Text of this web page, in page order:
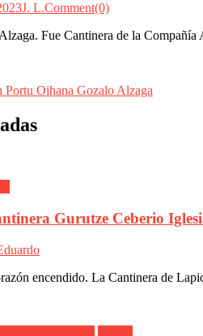
J. L.Comment(0)
Fue Cantinera de la
Portu Oihana Gozalo Alzaga
Gurutze Ceberio
encendido. La Cantinera de